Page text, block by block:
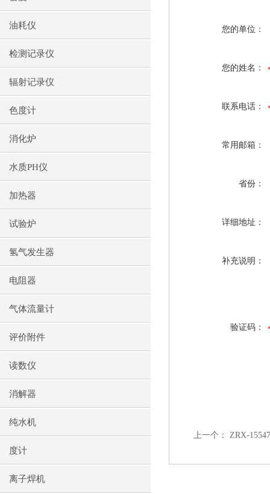
油耗仪
检测记录仪
辐射记录仪
色度计
消化炉
水质PH仪
加热器
试验炉
氢气发生器
电阻器
气体流量计
评价附件
读数仪
消解器
纯水机
度计
离子焊机
您的单位：
您的姓名：
联系电话：
常用邮箱：
省份：
详细地址：
补充说明：
验证码：
上一个： ZRX-